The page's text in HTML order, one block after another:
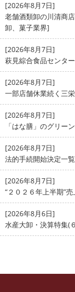
[2026年8月7日]
老舗酒類卸の川清商
卸、菓子業界]
[2026年8月7日]
萩見綜合食品センタ
[2026年8月7日]
一部店舗休業続く三
[2026年8月7日]
「はな膳」のグリ
[2026年8月7日]
法的手続開始決定一覧
[2026年8月7日]
“２０２６年上半期”
[2026年8月6日]
水産大卸・決算特集